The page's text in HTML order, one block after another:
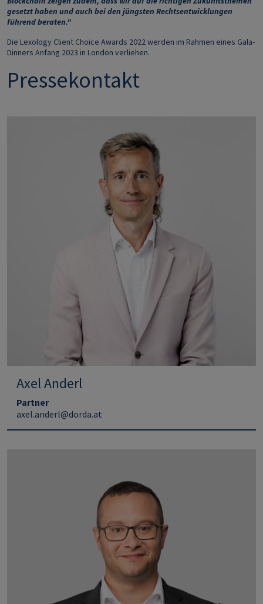
gesetzt haben und auch bei den jüngsten Rechtsentwicklungen
führend beraten."
Die Lexology Client Choice Awards 2022 werden im Rahmen eines Gala-
Dinners Anfang 2023 in London verliehen.
Pressekontakt
Axel Anderl
Partner
axel.anderl@dorda.at